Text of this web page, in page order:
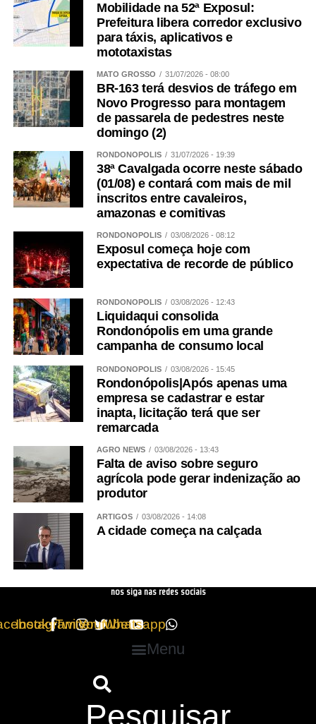
Mobilidade na 52ª Exposul:
Prefeitura libera corredor exclusivo
para táxis, aplicativos e
mototaxistas
MATO GROSSO 31/07/2026 - 08:00
BR-163 terá desvios de tráfego em
Novo Progresso para montagem
de passarela de pedestres neste
domingo (2)
RONDONÓPOLIS 31/07/2026 - 19:39
38ª Cavalgada ocorre neste sábado
(01/08) e contará com mais de mil
inscritos entre cavaleiros,
amazonas e comitivas
RONDONÓPOLIS 03/08/2026 - 08:12
Exposul começa hoje com
expectativa de recorde de público
RONDONÓPOLIS 03/08/2026 - 12:43
Liquidaqui consolida
Rondonópolis em uma grande
campanha de consumo local
RONDONÓPOLIS 03/08/2026 - 15:45
Rondonópolis|Após apenas uma
empresa se cadastrar e estar
inapta, licitação terá que ser
remarcada
AGRO NEWS 03/08/2026 - 13:43
Falta de aviso sobre seguro
agrícola pode gerar indenização ao
produtor
ARTIGOS 03/08/2026 - 14:08
A cidade começa na calçada
nos siga nas redes sociais
InstagramTwitterYoutubeWhatsapp
Menu
Pesquisar